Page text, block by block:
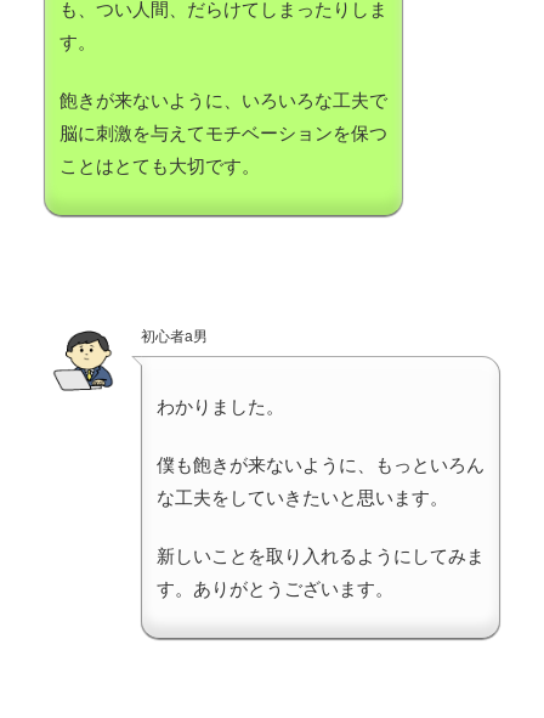
も、つい人間、だらけてしまったりしま
す。
飽きが来ないように、いろいろな工夫で
脳に刺激を与えてモチベーションを保つ
ことはとても大切です。
初心者a男
わかりました。
僕も飽きが来ないように、もっといろん
な工夫をしていきたいと思います。
新しいことを取り入れるようにしてみま
す。ありがとうございます。